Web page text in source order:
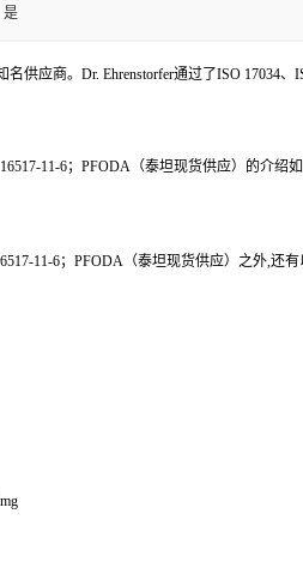
是
供应商。Dr. Ehrenstorfer通过了ISO
11-6；PFODA（泰坦现货供应）的介绍
11-6；PFODA（泰坦现货供应）之外,还